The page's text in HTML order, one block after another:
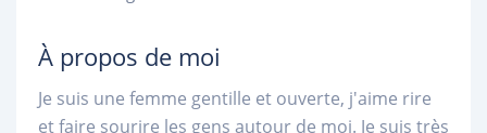
À propos de moi
Je suis une femme gentille et ouverte, j'aime rire
et faire sourire les gens autour de moi. Je suis très